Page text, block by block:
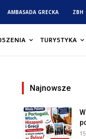
AMBASADA GRECKA ZBH
TURYSTYKA
Najnowsze